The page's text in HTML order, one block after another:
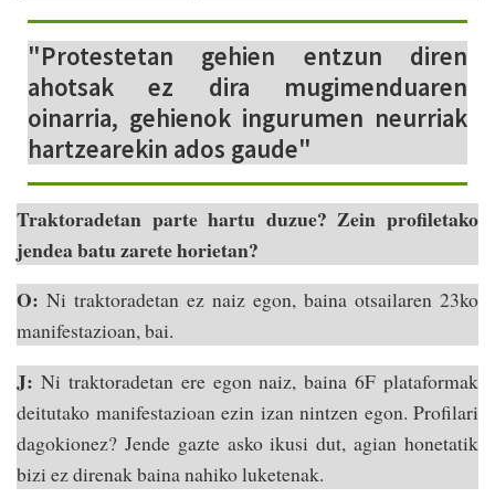
"Protestetan gehien entzun diren
ahotsak ez dira mugimenduaren
oinarria, gehienok ingurumen neurriak
hartzearekin ados gaude"
Traktoradetan parte hartu duzue? Zein profiletako
jendea batu zarete horietan?
O: Ni traktoradetan ez naiz egon, baina otsailaren 23ko
manifestazioan, bai.
J: Ni traktoradetan ere egon naiz, baina 6F plataformak
deitutako manifestazioan ezin izan nintzen egon. Profilari
dagokionez? Jende gazte asko ikusi dut, agian honetatik
bizi ez direnak baina nahiko luketenak.